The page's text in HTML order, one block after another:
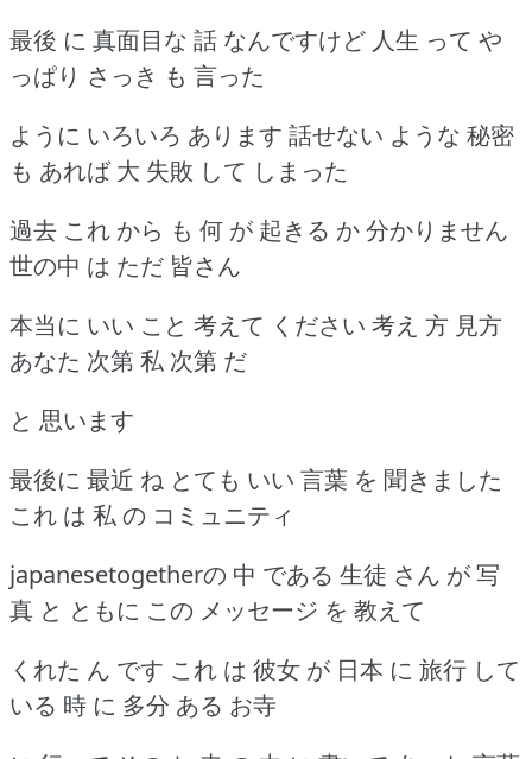
最後 に 真面目な 話 なんですけど 人生 って や
っぱり さっき も 言った
ように いろいろ あります 話せない ような 秘密
も あれば 大 失敗 して しまった
過去 これ から も 何 が 起きる か 分かりません
世の中 は ただ 皆さん
本当に いい こと 考えて ください 考え 方 見方
あなた 次第 私 次第 だ
と 思います
最後に 最近 ね とても いい 言葉 を 聞きました
これ は 私 の コミュニティ
japanesetogetherの 中 である 生徒 さん が 写
真 と ともに この メッセージ を 教えて
くれた ん です これ は 彼女 が 日本 に 旅行 して
いる 時 に 多分 ある お寺